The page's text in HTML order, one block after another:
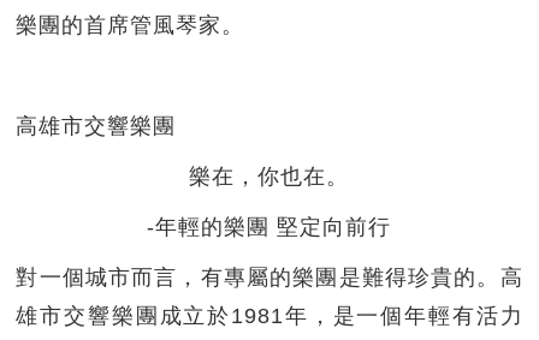
樂團的首席管風琴家。
高雄市交響樂團
樂在，你也在。
-年輕的樂團 堅定向前行
對一個城市而言，有專屬的樂團是難得珍貴的。高
雄市交響樂團成立於1981年，是一個年輕有活力